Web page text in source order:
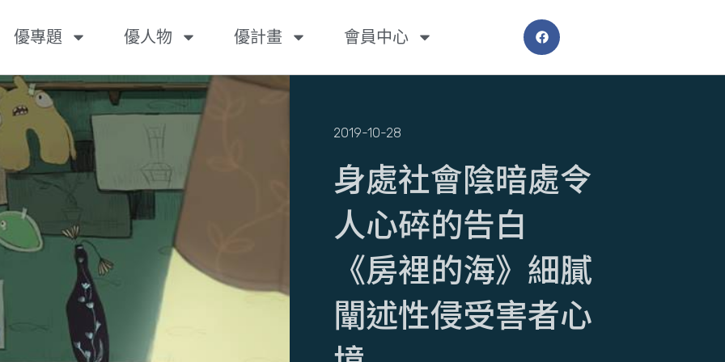
優專題 優人物 優計畫 會員中心
2019-10-28
身處社會陰暗處令
人心碎的告白
《房裡的海》細膩
闡述性侵受害者心